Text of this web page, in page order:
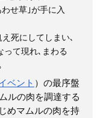
せ草｣が手に入
死にしてしまい､
って現れ､まわる
ベント ）の最序盤
ルの肉を調達する
めマムルの肉を持